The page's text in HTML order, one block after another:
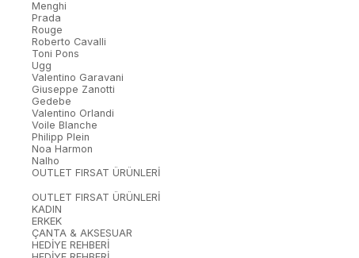
Menghi
Prada
Rouge
Roberto Cavalli
Toni Pons
Ugg
Valentino Garavani
Giuseppe Zanotti
Gedebe
Valentino Orlandi
Voile Blanche
Philipp Plein
Noa Harmon
Nalho
OUTLET FIRSAT ÜRÜNLERİ
OUTLET FIRSAT ÜRÜNLERİ
KADIN
ERKEK
ÇANTA & AKSESUAR
HEDİYE REHBERİ